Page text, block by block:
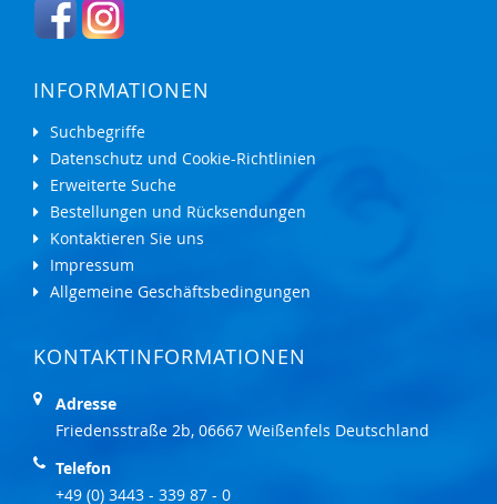
INFORMATIONEN
Suchbegriffe
Datenschutz und Cookie-Richtlinien
Erweiterte Suche
Bestellungen und Rücksendungen
Kontaktieren Sie uns
Impressum
Allgemeine Geschäftsbedingungen
KONTAKTINFORMATIONEN
Adresse
Friedensstraße 2b, 06667 Weißenfels Deutschland
Telefon
+49 (0) 3443 - 339 87 - 0